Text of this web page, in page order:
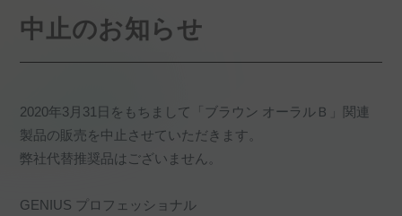
中止のお知らせ
2020年3月31日をもちまして「ブラウン オーラルＢ」関連
製品の販売を中止させていただきます。
弊社代替推奨品はございません。
GENIUS プロフェッショナル